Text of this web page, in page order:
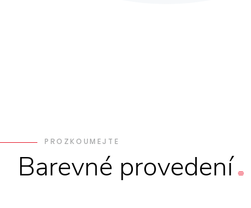
PROZKOUMEJTE
Barevné provedení